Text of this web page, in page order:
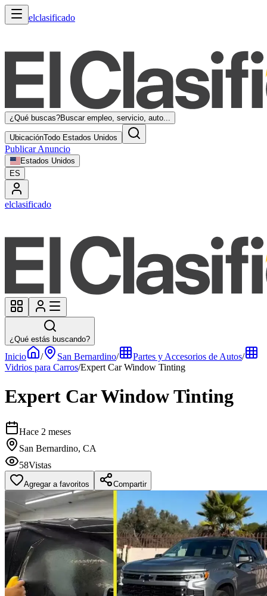
elclasificado
¿Qué buscas?Buscar empleo, servicio, auto...
UbicaciónTodo Estados Unidos
Publicar Anuncio
Estados Unidos
ES
elclasificado
¿Qué estás buscando?
Inicio / San Bernardino/ Partes y Accesorios de Autos/
Vidrios para Carros/Expert Car Window Tinting
Expert Car Window Tinting
Hace 2 meses
San Bernardino, CA
58Vistas
Agregar a favoritos Compartir